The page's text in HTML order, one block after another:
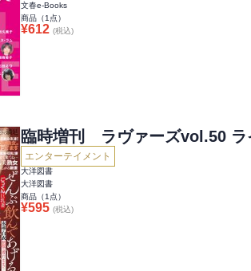
文春e-Books
商品（1 点）
¥612 (税込)
臨時増刊
エンターテイメント
大洋図書
大洋図書
商品（1 点）
¥595 (税込)